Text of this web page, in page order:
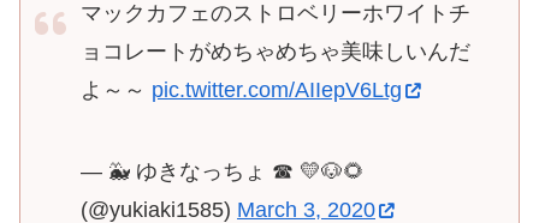
マックカフェのストロベリーホワイトチ
ョコレートがめちゃめちゃ美味しいんだ
よ～～ pic.twitter.com/AIIepV6Ltg
— 🐳 ゆきなっちょ ☎︎ 💛🐶🌻
(@yukiaki1585) March 3, 2020